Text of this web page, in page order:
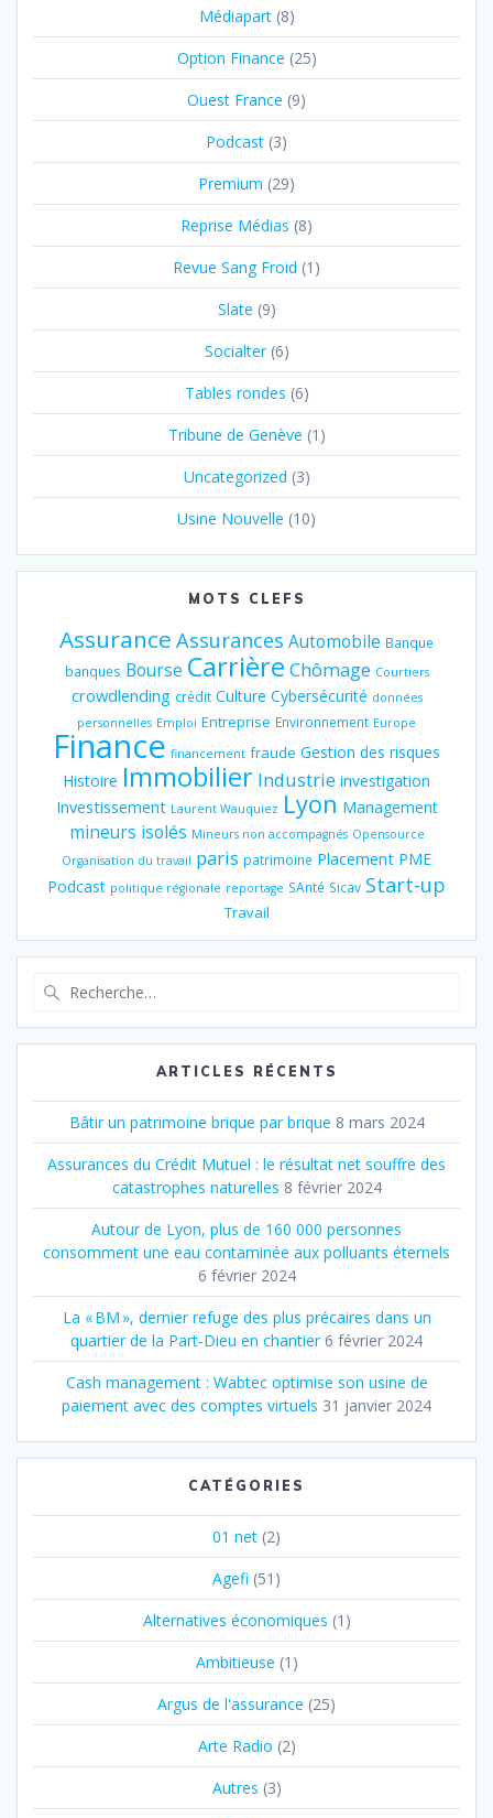
Médiapart(8)
Option Finance (25)
Ouest France (9)
Podcast (3)
Premium (29)
Reprise Médias (8)
Revue Sang Froid (1)
Slate (9)
Socialter(6)
Tables rondes (6)
Tribune de Genève (1)
Uncategorized (3)
Usine Nouvelle (10)
MOTS CLEFS
Assurance Assurances Automobile Banque
banques Bourse Carrière Chômage Courtiers
crowdlending crédit Culture Cybersécurité données
personnelles Emploi Entreprise Environnement Europe
Finance financement fraude Gestion des risques
Histoire Immobilier Industrie investigation
Investissement Laurent Wauquiez Lyon Management
mineurs isolés Mineurs non accompagnés Opensource
Organisation du travail paris patrimoine Placement PME
Podcast politique régionale reportage SAnté Sicav Start-up
Travail
:
ARTICLES RÉCENTS
Bâtir un patrimoine brique par brique 8 mars 2024
Assurances du Crédit Mutuel : le résultat net souffre des
catastrophes naturelles 8 février 2024
Autour de Lyon, plus de 160 000 personnes
consomment une eau contaminée aux polluants éternels
6 février 2024
La « BM », dernier refuge des plus précaires dans un
quartier de la Part‐Dieu en chantier 6 février 2024
Cash management : Wabtec optimise son usine de
paiement avec des comptes virtuels 31 janvier 2024
CATÉGORIES
01 net (2)
Agefi (51)
Alternatives économiques (1)
Ambitieuse (1)
Argus de l'assurance (25)
Arte Radio (2)
Autres (3)